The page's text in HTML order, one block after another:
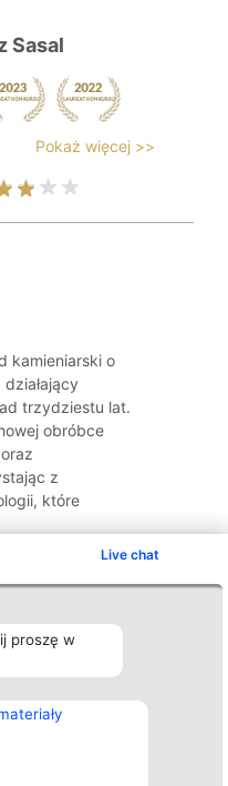
Live chat
proszę w
Sasal
Pokaż więcej >>
kamieniarski o
trzydziestu lat.
obróbce
z
które
Kontakt